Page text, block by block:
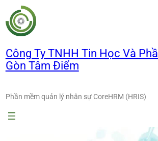
Chuyển
đến
phần
dung
Công Ty TNHH Tin Học Và
Gòn Tâm Điểm
Phần mềm quản lý nhân sự CoreHRM (HRIS)